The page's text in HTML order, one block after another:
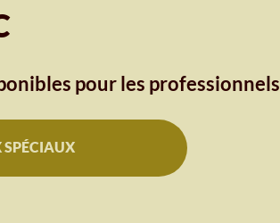
pour les professionnels
SPÉCIAUX